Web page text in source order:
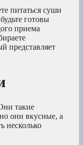
питаться суши
готовы
приема
представляет
такие
они вкусные, а
несколько